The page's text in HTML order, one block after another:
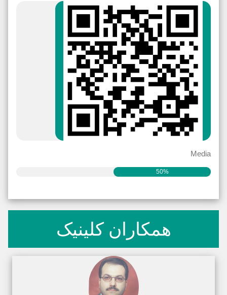
Media
50%
همکاران کلینیک